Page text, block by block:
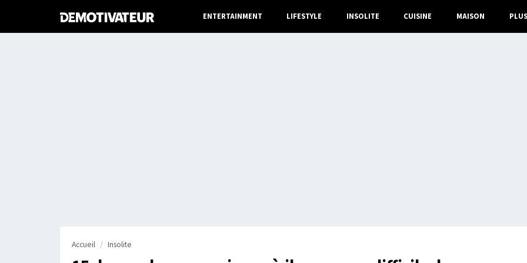
ENTERTAINMENT LIFESTYLE INSOLITE CUISINE MAISON PLUS
Accueil Insolite